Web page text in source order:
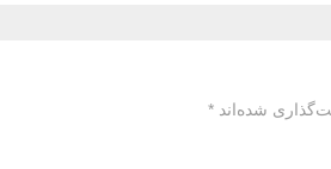
شده‌اند *